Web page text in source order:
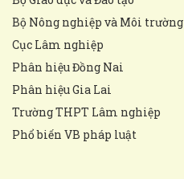
Bộ Nông nghiệp và Môi trường
Cục Lâm nghiệp
Phân hiệu Đồng Nai
Phân hiệu Gia Lai
Trường THPT Lâm nghiệp
Phổ biến VB pháp luật